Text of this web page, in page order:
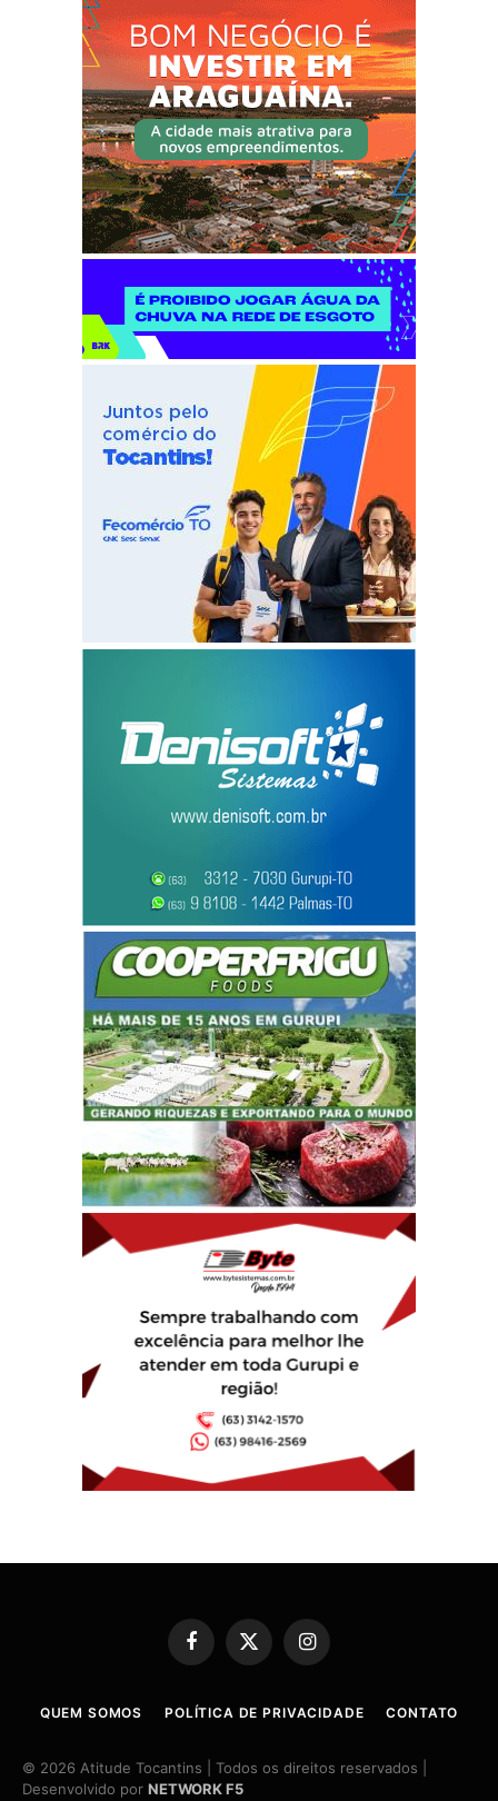
Facebook
X
(Twitter)
Instagram
QUEM SOMOS POLÍTICA DE PRIVACIDADE CONTATO
© 2026 Atitude Tocantins | Todos os direitos reservados |
Desenvolvido por NETWORK F5